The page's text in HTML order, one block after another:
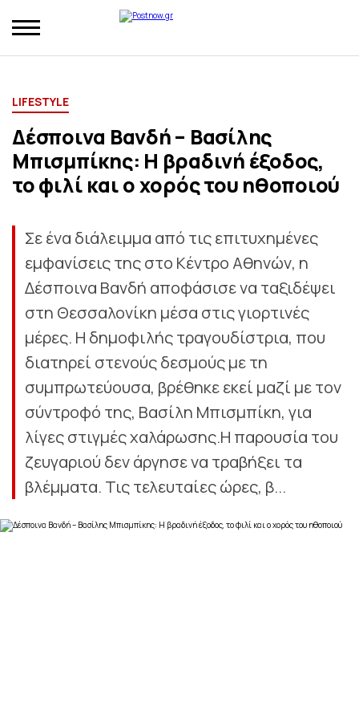
LIFESTYLE
Δέσποινα Βανδή – Βασίλης
Μπισμπίκης: Η βραδινή έξοδος,
το φιλί και ο χορός του ηθοποιού
Σε ένα διάλειμμα από τις επιτυχημένες
εμφανίσεις της στο Κέντρο Αθηνών, η
Δέσποινα Βανδή αποφάσισε να ταξιδέψει
στη Θεσσαλονίκη μέσα στις γιορτινές
μέρες. Η δημοφιλής τραγουδίστρια, που
διατηρεί στενούς δεσμούς με τη
συμπρωτεύουσα, βρέθηκε εκεί μαζί με τον
σύντροφό της, Βασίλη Μπισμπίκη, για
λίγες στιγμές χαλάρωσης.Η παρουσία του
ζευγαριού δεν άργησε να τραβήξει τα
βλέμματα. Τις τελευταίες ώρες, β...